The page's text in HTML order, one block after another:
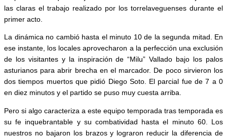
las claras el trabajo realizado por los torrelaveguenses durante el
primer acto.
La dinámica no cambió hasta el minuto 10 de la segunda mitad. En
ese instante, los locales aprovecharon a la perfección una exclusión
de los visitantes y la inspiración de “Milu” Vallado bajo los palos
asturianos para abrir brecha en el marcador. De poco sirvieron los
dos tiempos muertos que pidió Diego Soto. El parcial fue de 7 a 0
en diez minutos y el partido se puso muy cuesta arriba.
Pero si algo caracteriza a este equipo temporada tras temporada es
su fe inquebrantable y su combatividad hasta el minuto 60. Los
nuestros no bajaron los brazos y lograron reducir la diferencia de